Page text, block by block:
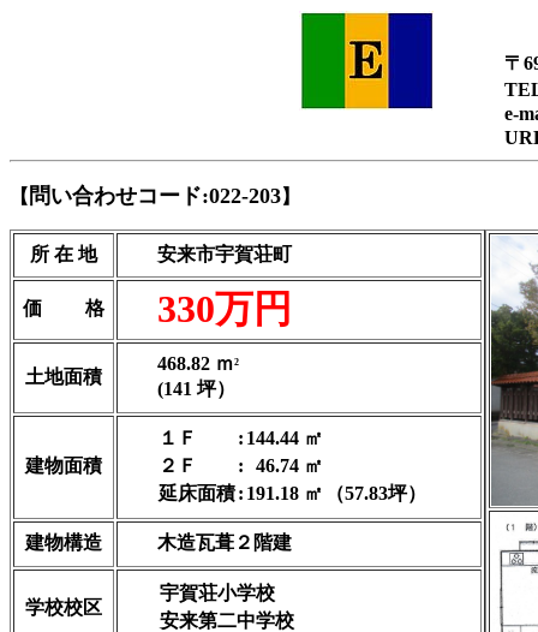
〒
【 問い合わせコード:022-203】
所 在 地 安来市宇賀荘町
価 格 330万円
土地面積
468.82 ｍ2
(141 坪）
建物面積
１Ｆ : 144.44 ㎡
２Ｆ
:
46.74 ㎡
延床面積: 191.18 ㎡ （57.83坪）
建物構造 木造瓦葺２階建
学校校区
宇賀荘小学校
安来第二中学校